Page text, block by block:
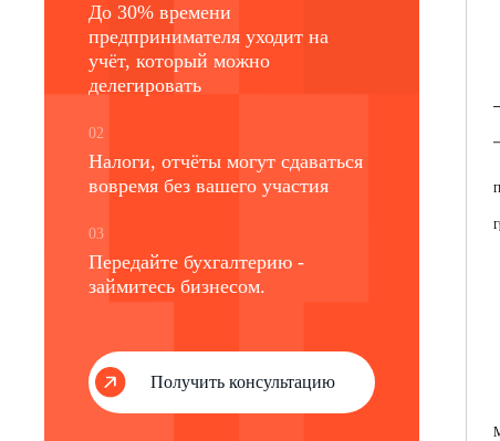
До 30% времени
предпринимателя уходит на
учёт, который можно
делегировать
02
Налоги, отчёты могут сдаваться
вовремя без вашего участия
03
Передайте бухгалтерию -
займитесь бизнесом.
Получить консультацию